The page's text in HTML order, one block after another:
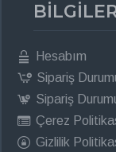
Hesabım
Sipariş
Sipariş
Çerez
Gizlilik